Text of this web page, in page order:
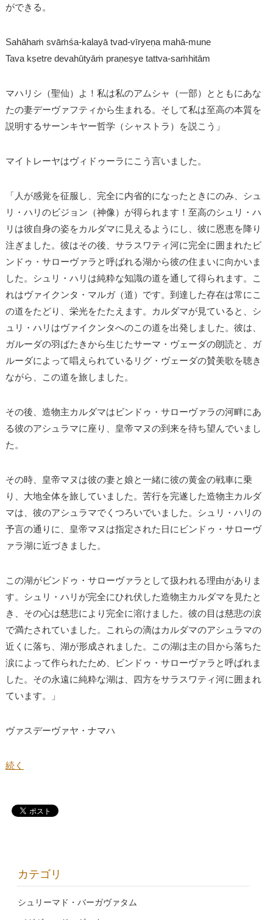
ができる。
Sahāhaṁ svāṁśa-kalayā tvad-vīryeṇa mahā-mune
Tava kṣetre devahūtyāṁ praṇeṣye tattva-saṁhitām
マハリシ（聖仙）よ！私は私のアムシャ（一部）とともにあな
たの妻デーヴァフティから生まれる。そして私は至高の本質を
説明するサーンキヤー哲学（シャストラ）を説こう」
マイトレーヤはヴィドゥーラにこう言いました。
「人が感覚を征服し、完全に内省的になったときにのみ、シュ
リ・ハリのビジョン（神像）が得られます！至高のシュリ・ハ
リは彼自身の姿をカルダマに見えるようにし、彼に恩恵を降り
注ぎました。彼はその後、サラスワティ河に完全に囲まれたビ
ンドゥ・サローヴァラと呼ばれる湖から彼の住まいに向かいま
した。シュリ・ハリは純粋な知識の道を通して得られます。こ
れはヴァイクンタ・マルガ（道）です。到達した存在は常にこ
の道をたどり、栄光をたたえます。カルダマが見ていると、シ
ュリ・ハリはヴァイクンタへのこの道を出発しました。彼は、
ガルーダの羽ばたきから生じたサーマ・ヴェーダの朗読と、ガ
ルーダによって唱えられているリグ・ヴェーダの賛美歌を聴き
ながら、この道を旅しました。
その後、造物主カルダマはビンドゥ・サローヴァラの河畔にあ
る彼のアシュラマに座り、皇帝マヌの到来を待ち望んでいまし
た。
その時、皇帝マヌは彼の妻と娘と一緒に彼の黄金の戦車に乗
り、大地全体を旅していました。苦行を完遂した造物主カルダ
マは、彼のアシュラマでくつろいでいました。シュリ・ハリの
予言の通りに、皇帝マヌは指定された日にビンドゥ・サローヴ
ァラ湖に近づきました。
この湖がビンドゥ・サローヴァラとして扱われる理由がありま
す。シュリ・ハリが完全にひれ伏した造物主カルダマを見たと
き、その心は慈悲により完全に溶けました。彼の目は慈悲の涙
で満たされていました。これらの滴はカルダマのアシュラマの
近くに落ち、湖が形成されました。この湖は主の目から落ちた
涙によって作られたため、ビンドゥ・サローヴァラと呼ばれま
した。その永遠に純粋な湖は、四方をサラスワティ河に囲まれ
ています。」
ヴァスデーヴァヤ・ナマハ
続く
カテゴリ
シュリーマド・バーガヴァタム